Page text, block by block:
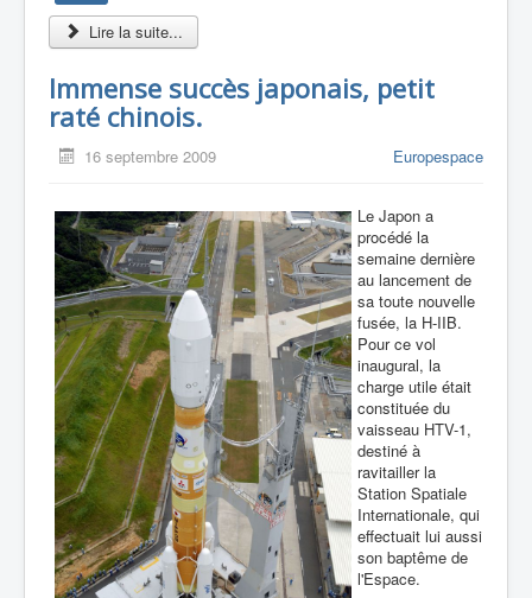
Lire la suite...
Immense succès japonais, petit
raté chinois.
16 septembre 2009 Europespace
Le Japon a
procédé la
semaine dernière
au lancement de
sa toute nouvelle
fusée, la H-IIB.
Pour ce vol
inaugural, la
charge utile était
constituée du
vaisseau HTV-1,
destiné à
ravitailler la
Station Spatiale
Internationale, qui
effectuait lui aussi
son baptême de
l'Espace.